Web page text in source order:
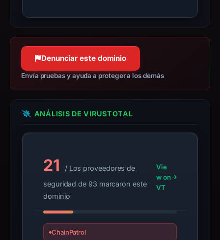
registrar
IP
23.227.38.65,
apparent
target
Google.
since
Denunciar este dominio
Envía pruebas y ayuda a proteger a los demás
ANÁLISIS DE VIRUSTOTAL
21
/ Los proveedores de
seguridad de 93 marcaron este
dominio
Vie
w on
VT
ChainPatrol